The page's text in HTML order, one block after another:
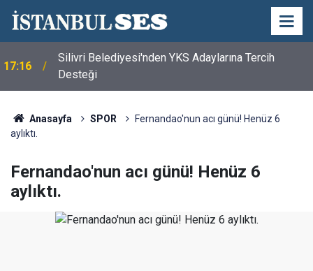
17:16
Silivri Belediyesi'nden YKS Adaylarına Tercih
Desteği
Anasayfa SPOR
Fernandao'nun acı günü! Henüz 6
aylıktı.
Fernandao'nun acı günü! Henüz 6
aylıktı.